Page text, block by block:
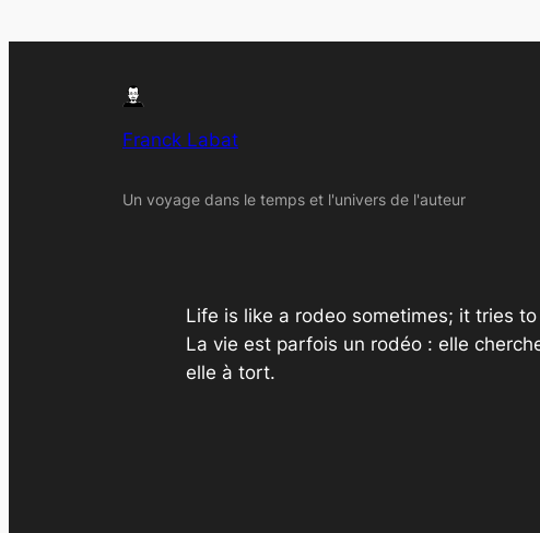
Franck Labat
Un voyage dans le temps et l'univers de l'auteur
Life is like a rodeo sometimes; it tries
La vie est parfois un rodéo : elle
elle à tort.